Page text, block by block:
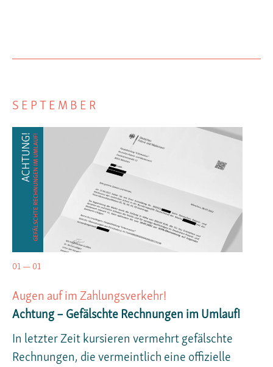
SEPTEMBER
01 — 01
Augen auf im Zahlungsverkehr!
Achtung – Gefälschte Rechnungen im Umlauf!
In letzter Zeit kursieren vermehrt gefälschte
Rechnungen, die vermeintlich eine offizielle